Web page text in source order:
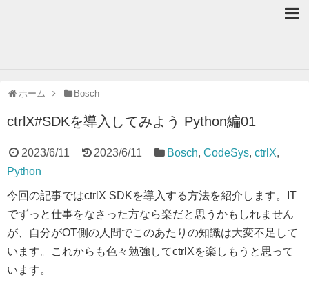
ホーム Bosch
ctrlX#SDKを導入してみよう Python編01
2023/6/11 2023/6/11 Bosch,CodeSys,ctrlX,
Python
今回の記事ではctrlX SDKを導入する方法を紹介します。IT
でずっと仕事をなさった方なら楽だと思うかもしれません
が、自分がOT側の人間でこのあたりの知識は大変不足して
います。これからも色々勉強してctrlXを楽しもうと思って
います。